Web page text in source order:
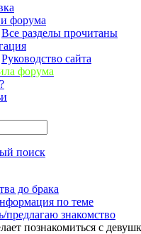
форума
Все разделы прочитаны
Руководство сайта
форума
поиск
до брака
по теме
предлагаю знакомство
познакомиться с